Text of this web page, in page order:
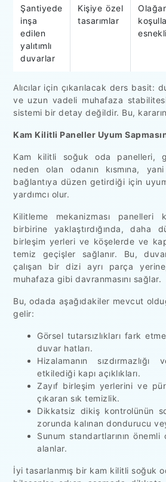
Şantiyede
inşa
edilen
yalıtımlı
duvarlar
Kişiye özel
tasarımlar
Alıcılar için çıkarılacak ders basit:
ve uzun vadeli muhafaza
sistemi bir detay değildir. Bu,
Kam Kilitli Paneller Uyum
Kam kilitli soğuk oda panelleri,
neden olan odanın kısmına,
bağlantıya düzen getirdiği için
yardımcı olur.
Kilitleme mekanizması panelleri
birbirine yaklaştırdığında, daha
birleşim yerleri ve köşelerde ve
temiz geçişler sağlanır. Bu,
çalışan bir dizi ayrı parça
muhafaza gibi davranmasını sağlar.
Bu, odada aşağıdakiler mevcut
gelir:
Görsel tutarsızlıkları fark
duvar hatları.
Hizalamanın
etkilediği kapı açıklıkları.
Zayıf birleşim yerlerini ve
çıkaran sık temizlik.
Dikkatsiz dikiş kontrolünün
zorunda kalınan dondurucu
Sunum standartlarının
alanlar.
İyi tasarlanmış bir kam kilitli soğuk